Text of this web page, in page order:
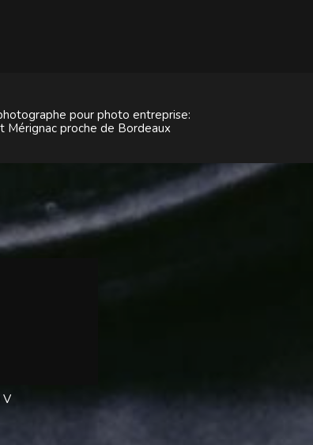
pour photo entreprise:
Mérignac proche de Bordeaux